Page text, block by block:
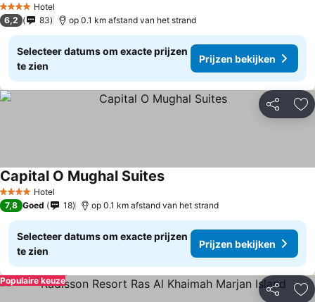
4 SterrenHotel
6,2 83 op 0.1 km afstand van het strand
Selecteer datums om exacte prijzen
te zien
Prijzen bekijken
Delen
4 SterrenHotel
Capital O Mughal Suites
7,8 Goed 18 op 0.1 km afstand van het strand
Selecteer datums om exacte prijzen
te zien
Prijzen bekijken
Delen
Populaire keuze